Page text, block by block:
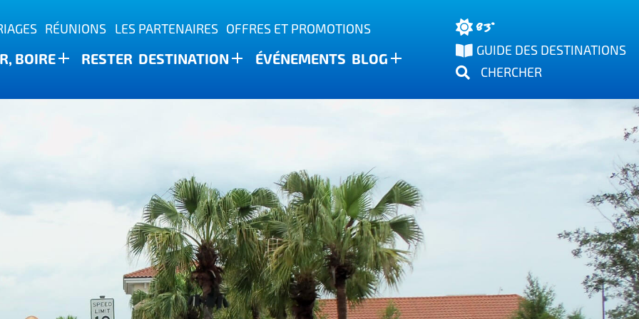
RÉUNIONS LES PARTENAIRES OFFRES ET PROMOTIONS
BOIRE RESTER DESTINATION ÉVÉNEMENTS BLOG
83°
GUIDE DES DESTINATIONS
CHERCHER